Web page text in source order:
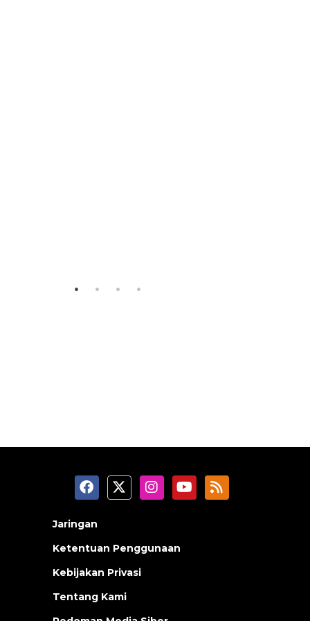
Jaringan
Ketentuan Penggunaan
Kebijakan Privasi
Tentang Kami